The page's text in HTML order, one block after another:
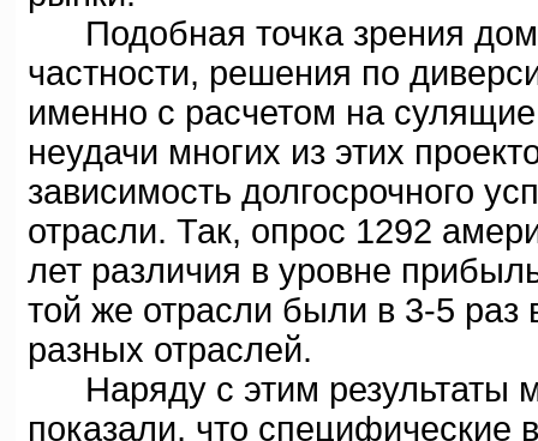
Подобная точка зрения
частности, решения по
именно с расчетом на
неудачи многих из этих
зависимость долгосрочного
отрасли. Так, опрос 1292
лет различия в уровне
той же отрасли были в 3-5
разных отраслей.
Наряду с этим результаты
показали, что